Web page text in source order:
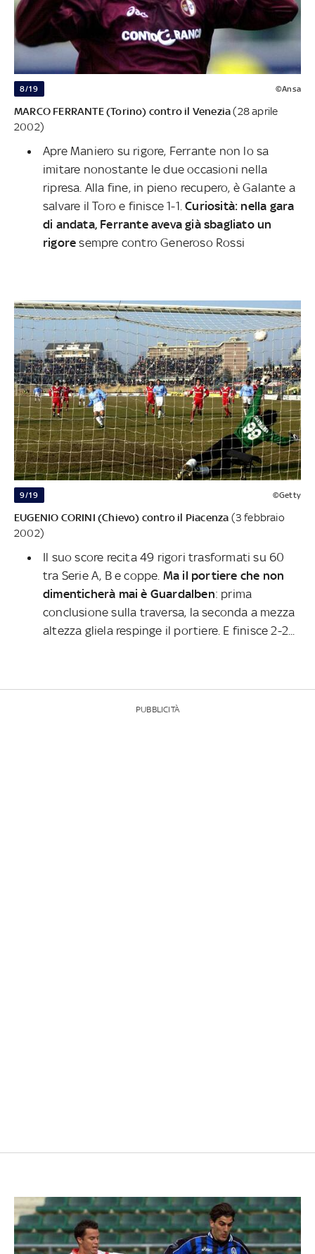
8/19 ©Ansa
MARCO FERRANTE (Torino) contro il Venezia(28 aprile
2002)
Apre Maniero su rigore, Ferrante non lo sa
imitare nonostante le due occasioni nella
ripresa. Alla fine, in pieno recupero, è Galante a
salvare il Toro e finisce 1-1.Curiosità: nella gara
di andata, Ferrante aveva già sbagliato un
rigore sempre contro Generoso Rossi
9/19 ©Getty
EUGENIO CORINI (Chievo) contro il Piacenza (3 febbraio
2002)
Il suo score recita 49 rigori trasformati su 60
tra Serie A, B e coppe. Ma il portiere che non
dimenticherà mai è Guardalben: prima
conclusione sulla traversa, la seconda a mezza
altezza gliela respinge il portiere. E finisce 2-2...
PUBBLICITÀ